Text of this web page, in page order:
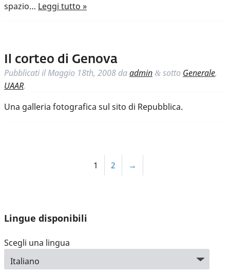
spazio… Leggi tutto »
Il corteo di Genova
Pubblicati ilMaggio 18th, 2008 daadmin & sotto Generale,
UAAR.
Una galleria fotografica sul sito di Repubblica.
1 2 →
Lingue disponibili
Scegli una lingua